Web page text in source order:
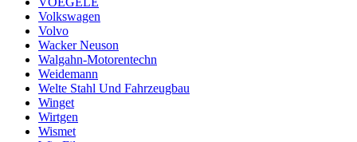
Volkswagen
Volvo
Wacker Neuson
Walgahn-Motorentechn
Weidemann
Welte Stahl Und Fahrzeugbau
Winget
Wirtgen
Wismet